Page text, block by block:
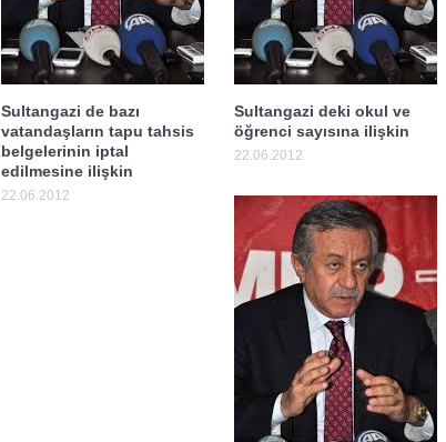
Sultangazi de bazı
vatandaşların tapu tahsis
belgelerinin iptal
edilmesine ilişkin
22.06.2012
Sultangazi deki okul ve
öğrenci sayısına ilişkin
22.06.2012